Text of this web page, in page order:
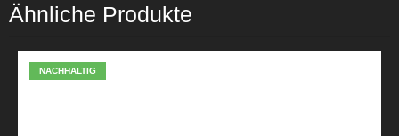
Ähnliche Produkte
NACHHALTIG